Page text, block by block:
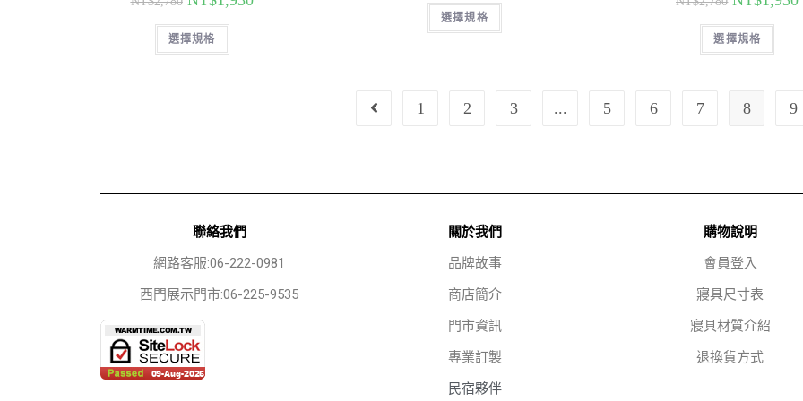
選擇規格
選擇規格
選擇規格
1 2 3 ... 5 6 7 8 9
聯絡我們
網路客服:06-222-0981
西門展示門市:06-225-9535
關於我們
品牌故事
商店簡介
門市資訊
專業訂製
民宿夥伴
購物說明
會員登入
寢具尺寸表
寢具材質介紹
退換貨方式